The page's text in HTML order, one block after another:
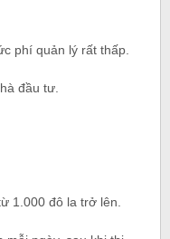
phí quản lý rất thấp.
đầu tư.
1.000 đô la trở lên.